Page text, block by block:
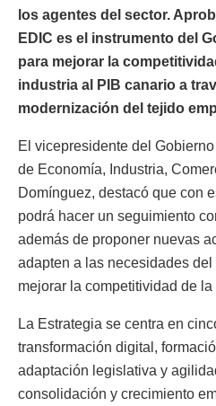
los agentes del sector.
EDIC es el instrumento del
para mejorar la
industria al PIB canario a
modernización del tejido
El vicepresidente del
de Economía, Industria,
Domínguez, destacó que con
podrá hacer un seguimiento
además de proponer nuevas
adapten a las necesidades
mejorar la competitividad de la
La Estrategia se centra en
transformación digital,
adaptación legislativa y
consolidación y crecimiento